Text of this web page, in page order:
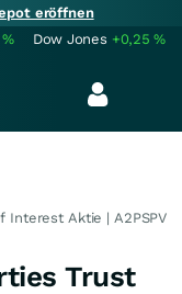
eröffnen
% Dow Jones +0,25%
Interest Aktie | A2PSPV
Trust